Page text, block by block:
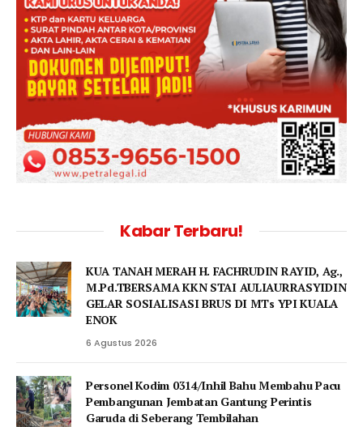
Kabar Terbaru!
KUA TANAH MERAH H. FACHRUDIN RAYID, Ag.,
M.Pd.TBERSAMA KKN STAI AULIAURRASYIDIN
GELAR SOSIALISASI BRUS DI MTs YPI KUALA
ENOK
6 Agustus 2026
Personel Kodim 0314/Inhil Bahu Membahu Pacu
Pembangunan Jembatan Gantung Perintis
Garuda di Seberang Tembilahan